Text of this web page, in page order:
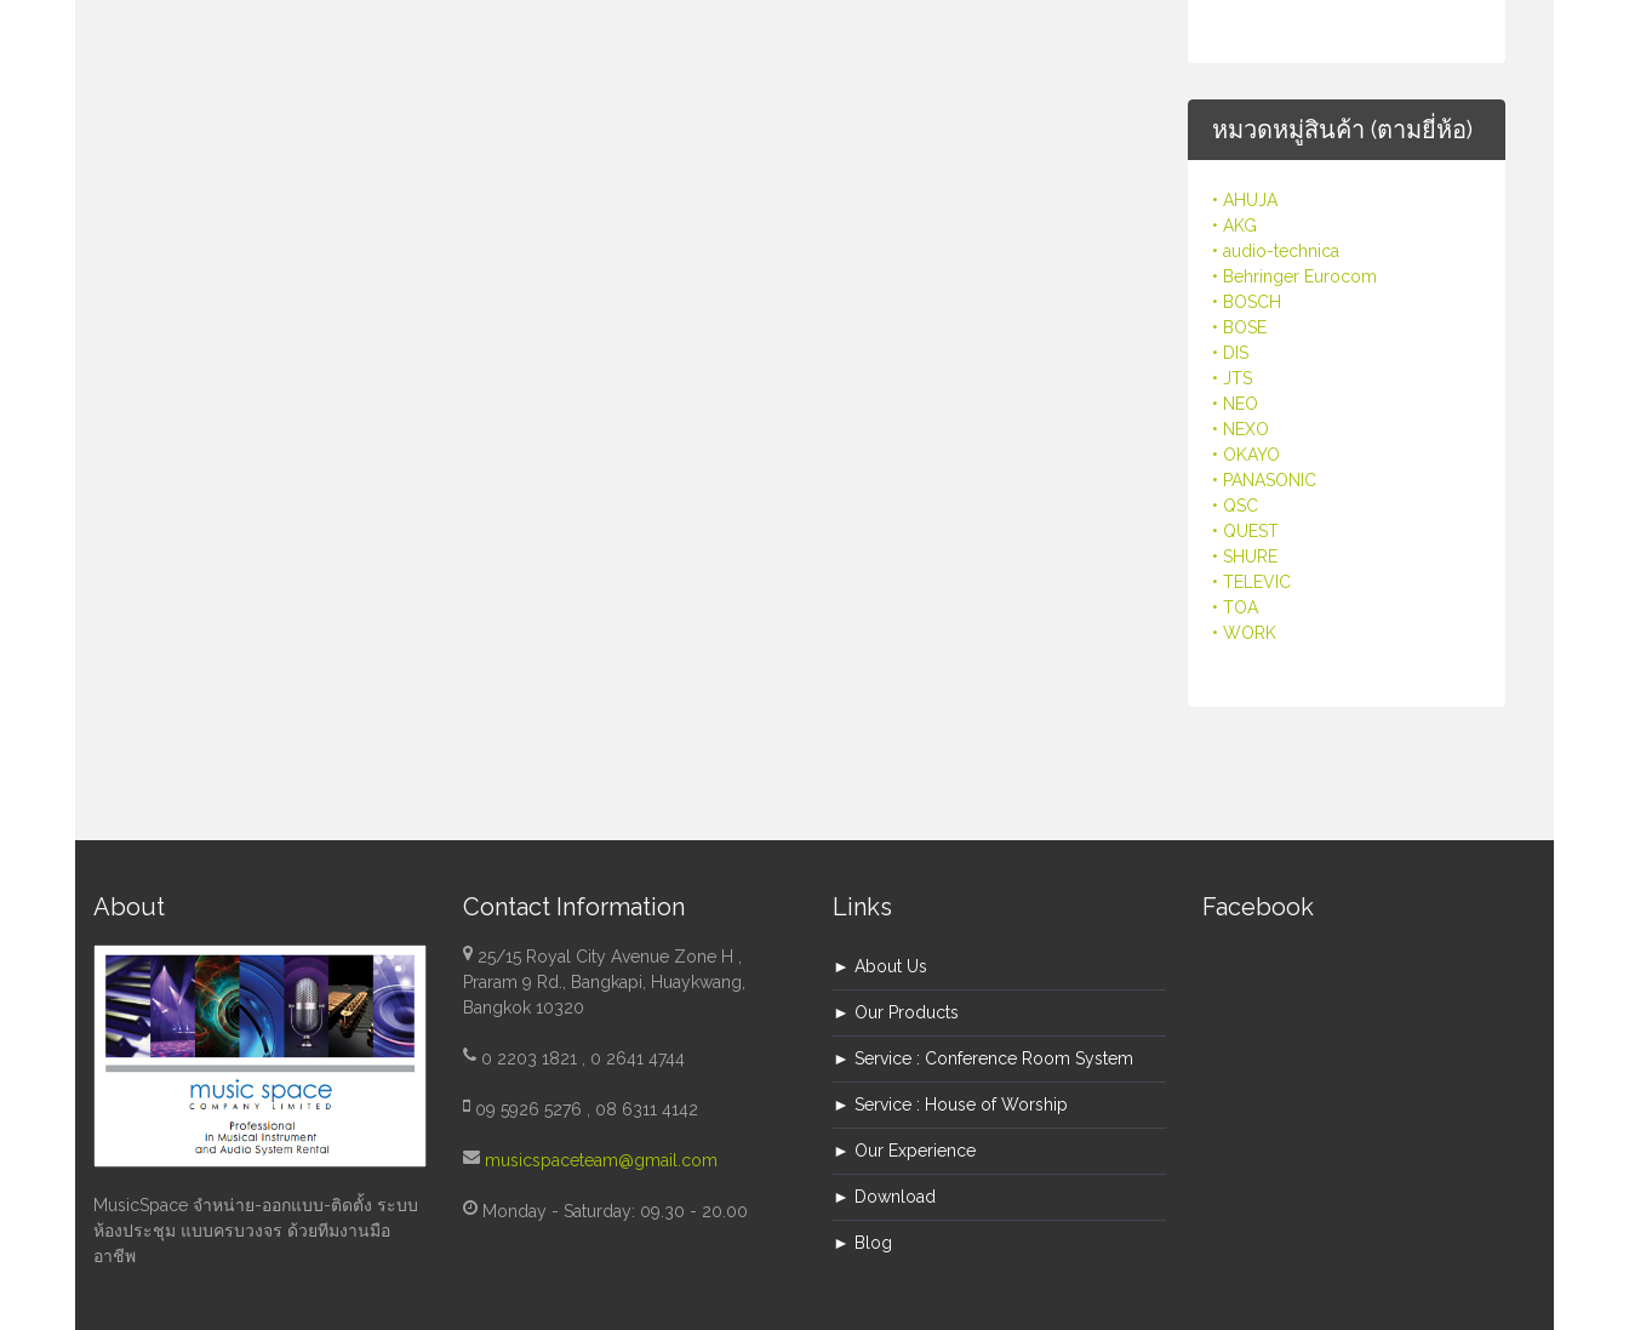
หมวดหมู่สินค้า (ตามยี่ห้อ)
• AHUJA
• AKG
• audio-technica
• Behringer Eurocom
• BOSCH
• BOSE
• DIS
• JTS
• NEO
• NEXO
• OKAYO
• PANASONIC
• QSC
• QUEST
• SHURE
• TELEVIC
• TOA
• WORK
About
MusicSpace จำหน่าย-ออกแบบ-ติดตั้ง ระบบ
ห้องประชุม แบบครบวงจร ด้วยทีมงานมือ
อาชีพ
Contact Information
25/15 Royal City Avenue Zone H ,
Praram 9 Rd., Bangkapi, Huaykwang,
Bangkok 10320
0 2203 1821 , 0 2641 4744
09 5926 5276 , 08 6311 4142
musicspaceteam@gmail.com
Monday - Saturday: 09.30 - 20.00
Links
► About Us
► Our Products
► Service : Conference Room System
► Service : House of Worship
► Our Experience
► Download
► Blog
Facebook